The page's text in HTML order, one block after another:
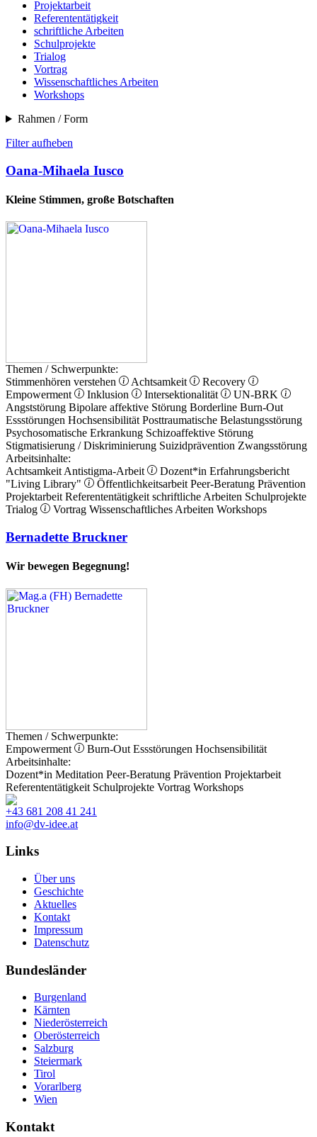
Projektarbeit
Referententätigkeit
schriftliche Arbeiten
Schulprojekte
Trialog
Vortrag
Wissenschaftliches Arbeiten
Workshops
Rahmen / Form
Filter aufheben
Oana-Mihaela Iusco
Kleine Stimmen, große Botschaften
Themen / Schwerpunkte:
Stimmenhören verstehen
Achtsamkeit
Recovery
Empowerment
Inklusion Intersektionalität
UN-BRK
Angststörung Bipolare affektive Störung Borderline Burn-Out
Essstörungen Hochsensibilität Posttraumatische Belastungsstörung
Psychosomatische Erkrankung Schizoaffektive Störung
Stigmatisierung / Diskriminierung Suizidprävention Zwangsstörung
Arbeitsinhalte:
Achtsamkeit Antistigma-Arbeit Dozent*in Erfahrungsbericht
"Living Library"
Öffentlichkeitsarbeit Peer-Beratung Prävention
Projektarbeit Referententätigkeit schriftliche Arbeiten Schulprojekte
Trialog
Vortrag Wissenschaftliches Arbeiten Workshops
Bernadette Bruckner
Wir bewegen Begegnung!
Themen / Schwerpunkte:
Empowerment
Burn-Out Essstörungen Hochsensibilität
Arbeitsinhalte:
Dozent*in Meditation Peer-Beratung Prävention Projektarbeit
Referententätigkeit Schulprojekte Vortrag Workshops
+43 681 208 41 241
info@dv-idee.at
Links
Über uns
Geschichte
Aktuelles
Kontakt
Impressum
Datenschutz
Bundesländer
Burgenland
Kärnten
Niederösterreich
Oberösterreich
Salzburg
Steiermark
Tirol
Vorarlberg
Wien
Kontakt